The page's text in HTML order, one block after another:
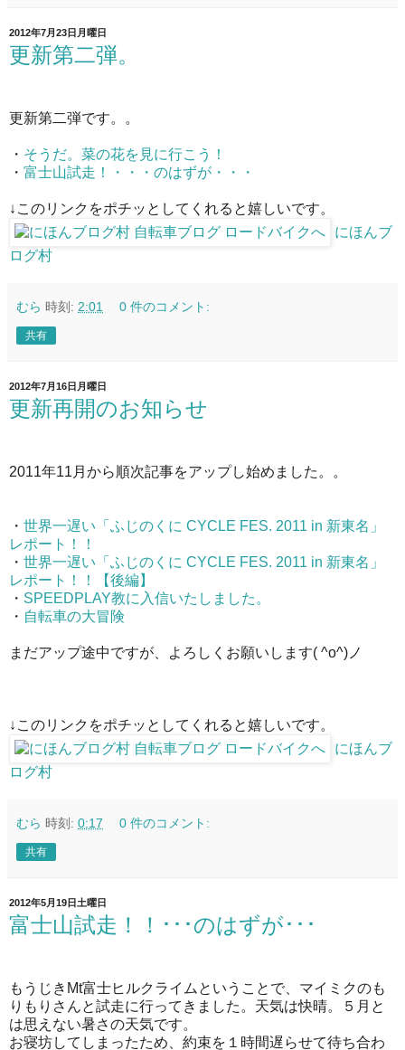
2012年7月23日月曜日
更新第二弾。
更新第二弾です。。
・ そうだ。菜の花を見に行こう！
・ 富士山試走！・・・のはずが・・・
↓このリンクをポチッとしてくれると嬉しいです。
にほんブ
ログ村
むら 時刻: 2:01 0 件のコメント:
共有
2012年7月16日月曜日
更新再開のお知らせ
2011年11月から順次記事をアップし始めました。。
・ 世界一遅い「ふじのくに CYCLE FES. 2011 in 新東名」
レポート！！
・ 世界一遅い「ふじのくに CYCLE FES. 2011 in 新東名」
レポート！！【後編】
・ SPEEDPLAY教に入信いたしました。
・ 自転車の大冒険
まだアップ途中ですが、よろしくお願いします( ^o^)ノ
↓このリンクをポチッとしてくれると嬉しいです。
にほんブ
ログ村
むら 時刻: 0:17 0 件のコメント:
共有
2012年5月19日土曜日
富士山試走！！･･･のはずが･･･
もうじきMt富士ヒルクライムということで、マイミクのも
りもりさんと試走に行ってきました。天気は快晴。５月と
は思えない暑さの天気です。
お寝坊してしまったため、約束を１時間遅らせて待ち合わ